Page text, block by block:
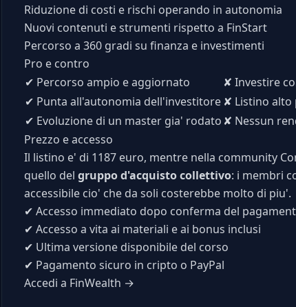
Riduzione di costi e rischi operando in autonomia
Nuovi contenuti e strumenti rispetto a FinStart
Percorso a 360 gradi su finanza e investimenti
Pro e contro
✔ Percorso ampio e aggiornato ✘ Investire
✔ Punta all'autonomia dell'investitore ✘ Listino alto
✔ Evoluzione di un master gia' rodato ✘ Nessun
Prezzo e accesso
Il listino e' di 1187 euro, mentre nella community
quello del gruppo d'acquisto collettivo: i membri
accessibile cio' che da soli costerebbe molto di piu'.
✔ Accesso immediato dopo conferma del
✔ Accesso a vita ai materiali e ai bonus inclusi
✔ Ultima versione disponibile del corso
✔ Pagamento sicuro in cripto o PayPal
Accedi a FinWealth →